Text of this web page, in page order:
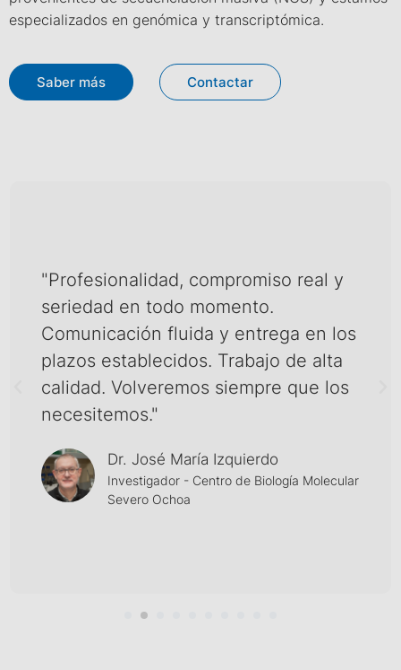
especializados en genómica y transcriptómica.
Saber más Contactar
"Profesionalidad, compromiso real y
seriedad en todo momento.
Comunicación fluida y entrega en los
plazos establecidos. Trabajo de alta
calidad. Volveremos siempre que los
necesitemos."
Dr. José María Izquierdo
Investigador - Centro de Biología Molecular
Severo Ochoa